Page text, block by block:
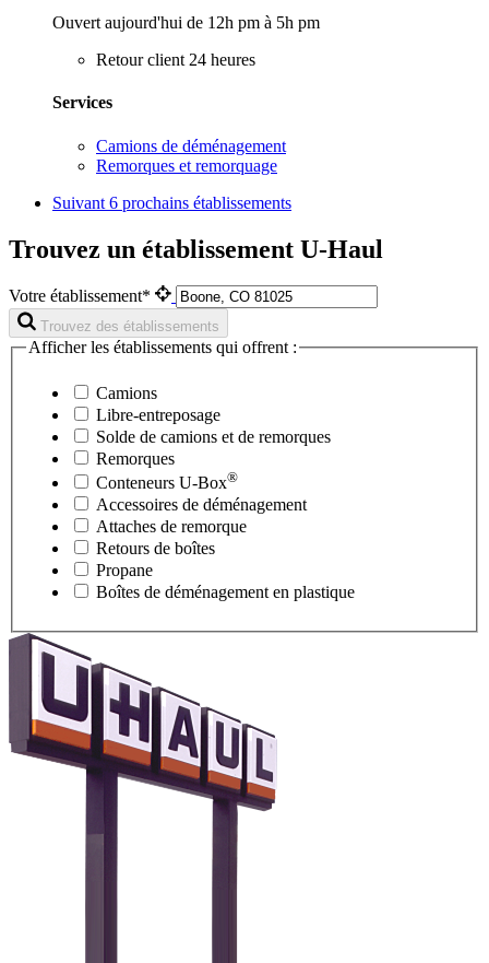
Ouvert aujourd'hui de 12h pm à 5h pm
Retour client 24 heures
Services
Camions de déménagement
Remorques et remorquage
Suivant 6 prochains établissements
Trouvez un établissement U-Haul
Votre établissement*
Trouvez des établissements
Afficher les établissements qui offrent :
Camions
Libre-entreposage
Solde de camions et de remorques
Remorques
Conteneurs U-Box®
Accessoires de déménagement
Attaches de remorque
Retours de boîtes
Propane
Boîtes de déménagement en plastique